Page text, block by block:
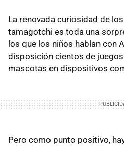
La renovada curiosidad de
tamagotchi es toda una
los que los niños hablan con
disposición cientos de
mascotas en dispositivos
Pero como punto positivo,